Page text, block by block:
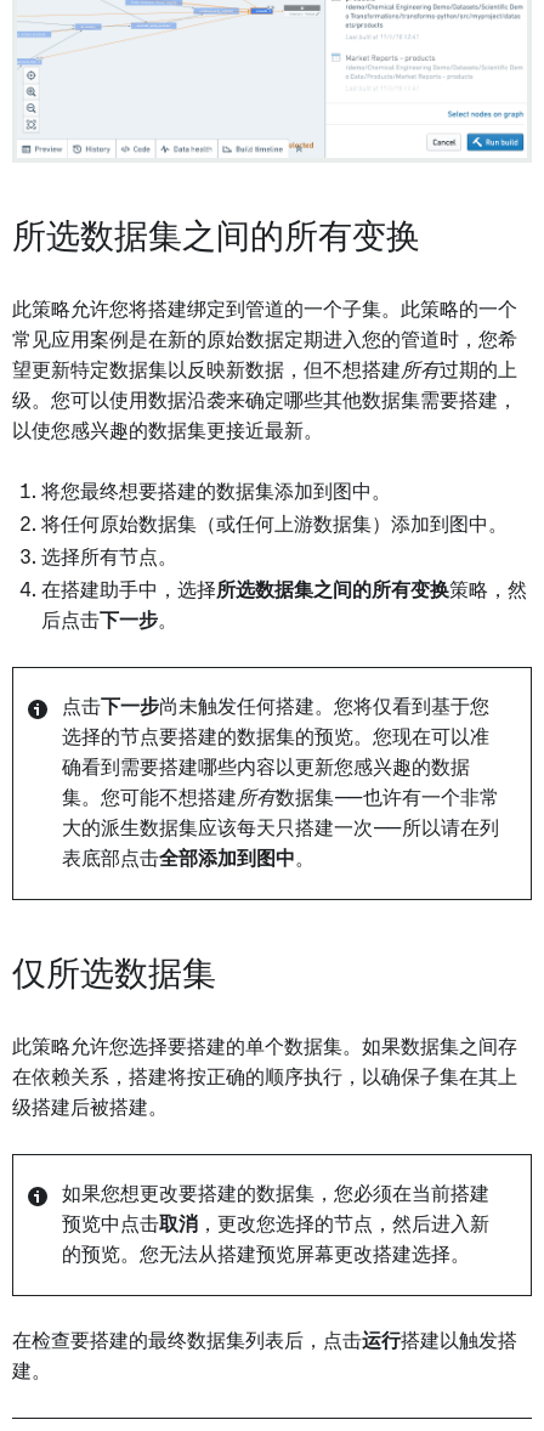
所选数据集之间的所有变换
此策略允许您将搭建绑定到管道的一个子集。此策略的一个
常见应用案例是在新的原始数据定期进入您的管道时，您希
望更新特定数据集以反映新数据，但不想搭建所有过期的上
级。您可以使用数据沿袭来确定哪些其他数据集需要搭建，
以使您感兴趣的数据集更接近最新。
将您最终想要搭建的数据集添加到图中。
将任何原始数据集（或任何上游数据集）添加到图中。
选择所有节点。
在搭建助手中，选择所选数据集之间的所有变换策略，然
后点击 下一步。
点击 下一步尚未触发任何搭建。您将仅看到基于您
选择的节点要搭建的数据集的预览。您现在可以准
确看到需要搭建哪些内容以更新您感兴趣的数据
集。您可能不想搭建所有数据集——也许有一个非常
大的派生数据集应该每天只搭建一次——所以请在列
表底部点击全部添加到图中。
仅所选数据集
此策略允许您选择要搭建的单个数据集。如果数据集之间存
在依赖关系，搭建将按正确的顺序执行，以确保子集在其上
级搭建后被搭建。
如果您想更改要搭建的数据集，您必须在当前搭建
预览中点击取消 ，更改您选择的节点，然后进入新
的预览。您无法从搭建预览屏幕更改搭建选择。
在检查要搭建的最终数据集列表后，点击运行搭建以触发搭
建。